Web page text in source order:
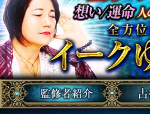
みのり Top>全方位霊視/イークゆかり > 監修者
紹介